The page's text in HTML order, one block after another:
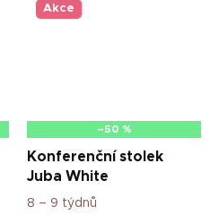
Akce
–50 %
Konferenční stolek
Juba White
8 – 9 týdnů